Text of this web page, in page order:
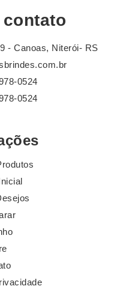
- Canoas, Niterói- RS
0524
0524